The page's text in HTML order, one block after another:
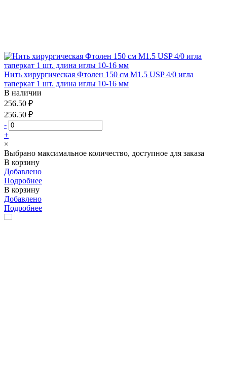
Нить хирургическая Фтолен 150 см М1.5 USP 4/0 игла
таперкат 1 шт. длина иглы 10-16 мм
В наличии
256.50 ₽
256.50 ₽
-
+
×
Выбрано максимальное количество, доступное для заказа
В корзину
Добавлено
Подробнее
В корзину
Добавлено
Подробнее